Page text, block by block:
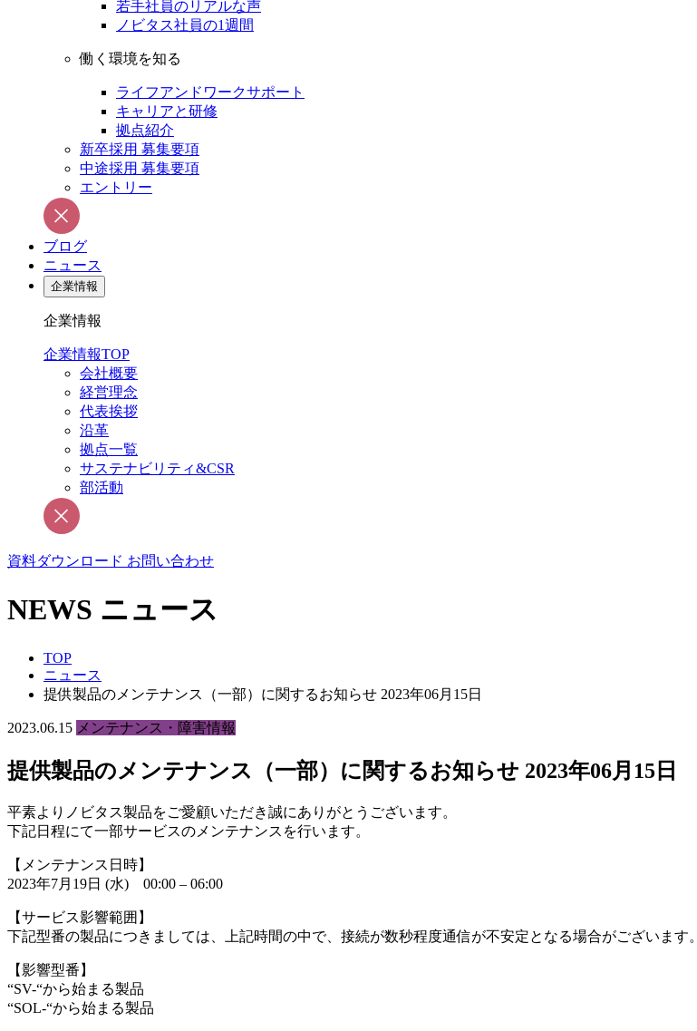
若手社員のリアルな声
ノビタス社員の1週間
働く環境を知る
ライフアンドワークサポート
キャリアと研修
拠点紹介
新卒採用 募集要項
中途採用 募集要項
エントリー
ブログ
ニュース
企業情報
企業情報
企業情報TOP
会社概要
経営理念
代表挨拶
沿革
拠点一覧
サステナビリティ&CSR
部活動
資料ダウンロード お問い合わせ
NEWS ニュース
TOP
ニュース
提供製品のメンテナンス（一部）に関するお知らせ 2023年06月15日
2023.06.15 メンテナンス・障害情報
提供製品のメンテナンス（一部）に関するお知らせ 2023年06月15日
平素よりノビタス製品をご愛顧いただき誠にありがとうございます。
下記日程にて一部サービスのメンテナンスを行います。
【メンテナンス日時】
2023年7月19日 (水) 00:00 – 06:00
【サービス影響範囲】
下記型番の製品につきましては、上記時間の中で、接続が数秒程度通信が不安定となる場合がございます。
【影響型番】
“SV-“から始まる製品
“SOL-“から始まる製品